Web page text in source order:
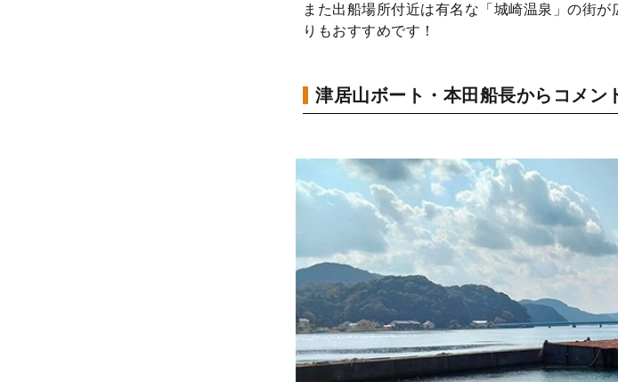
また出船場所付近は有名な「城崎温泉」の街
りもおすすめです！
津居山ボート・本田船長からコメン